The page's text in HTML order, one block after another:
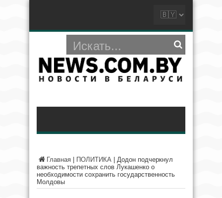
Главная ПОЛИТИКА
Додон подчеркнул
важность трепетных слов Лукашенко о
необходимости сохранить государственность
Молдовы